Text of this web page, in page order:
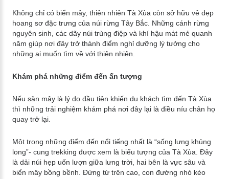
Không chỉ có biển mây, thiên nhiên Tà Xùa còn sở hữu vẻ đẹp
hoang sơ đặc trưng của núi rừng Tây Bắc. Những cánh rừng
nguyên sinh, các dãy núi trùng điệp và khí hậu mát mẻ quanh
năm giúp nơi đây trở thành điểm nghỉ dưỡng lý tưởng cho
những ai muốn tìm về với thiên nhiên.
Khám phá những điểm đến ấn tượng
Nếu săn mây là lý do đầu tiên khiến du khách tìm đến Tà Xùa
thì những trải nghiệm khám phá nơi đây lại là điều níu chân họ
quay trở lại.
Một trong những điểm đến nổi tiếng nhất là “sống lưng khủng
long”- cung trekking được xem là biểu tượng của Tà Xùa. Đây
là dải núi hẹp uốn lượn giữa lưng trời, hai bên là vực sâu và
biển mây bồng bềnh. Đứng từ trên cao, con đường nhỏ kéo